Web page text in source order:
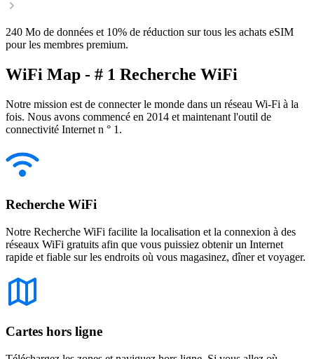
240 Mo de données et 10% de réduction sur tous les achats eSIM
pour les membres premium.
WiFi Map - # 1 Recherche WiFi
Notre mission est de connecter le monde dans un réseau Wi-Fi à la
fois. Nous avons commencé en 2014 et maintenant l'outil de
connectivité Internet n ° 1.
Recherche WiFi
Notre Recherche WiFi facilite la localisation et la connexion à des
réseaux WiFi gratuits afin que vous puissiez obtenir un Internet
rapide et fiable sur les endroits où vous magasinez, dîner et voyager.
Cartes hors ligne